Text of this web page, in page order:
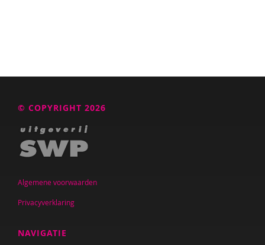
© COPYRIGHT 2026
Algemene voorwaarden
Privacyverklaring
NAVIGATIE